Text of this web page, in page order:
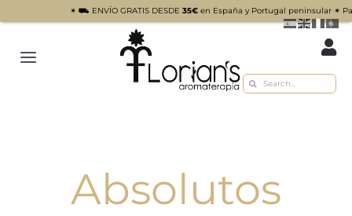
Toggle
Sobre nosotros
Buscar:
Absolutos
✴︎ ⛟ ENVÍO GRATIS DESDE35€en España y Portugal peninsular ✴︎ Para